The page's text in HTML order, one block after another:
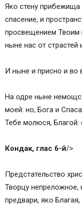
Яко стену
спасение, и
просвещением Твоим
ныне нас от страстей
И ныне и присно и во
На одре ныне
моей: но, Бога и
Тебе молюся, Благой:
Кондaк, глас 6-й/>
Предстaтельство
Творцу непреложное,
предвари, яко